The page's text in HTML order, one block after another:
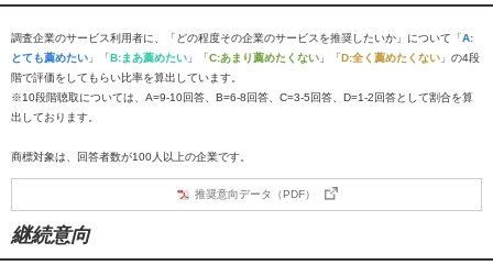
調査企業のサービス利用者に、「どの程度その企業のサービスを推奨したいか」について「A:
とても薦めたい 」「B:まあ薦めたい 」「C:あまり薦めたくない 」「D:全く薦めたくない 」の4段
階で評価をしてもらい比率を算出しています。
※10段階聴取については、A=9-10回答、B=6-8回答、C=3-5回答、D=1-2回答として割合を算
出しております。
商標対象は、回答者数が100人以上の企業です。
推奨意向データ（PDF）
継続意向